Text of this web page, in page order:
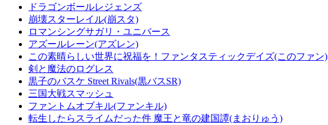
ドラゴンボールレジェンズ
崩壊スターレイル(崩スタ)
ロマンシングサガリ・ユニバース
アズールレーン(アズレン)
この素晴らしい世界に祝福を！ファンタスティックデイズ(このファン)
剣と魔法のログレス
黒子のバスケ Street Rivals(黒バスSR)
三国大戦スマッシュ
ファントムオブキル(ファンキル)
転生したらスライムだった件 魔王と竜の建国譚(まおりゅう)